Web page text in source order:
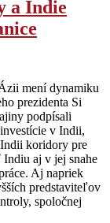
a Indie
mení dynamiku
prezidenta Si
podpísali
v Indii,
koridory pre
aj v jej snahe
Aj napriek
predstaviteľov
spoločnej